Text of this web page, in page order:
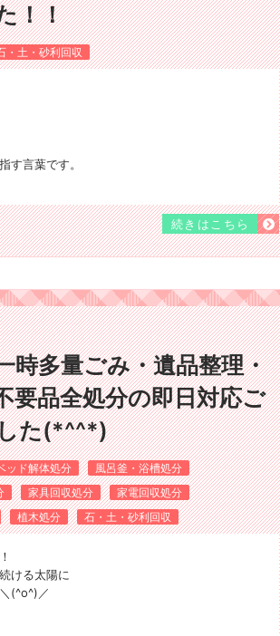
！！
・土・砂利回収
す言葉です。
続きはこちら
時多量ごみ・遺品整理・
要品全処分の即日対応ご
た(*^^*)
ッド解体処分
風呂釜・浴槽処分
家具回収処分
家電回収処分
植木処分 石・土・砂利回収
ける太陽に
(^o^)／